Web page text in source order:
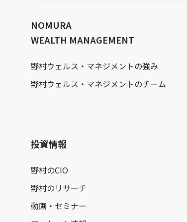
NOMURA
WEALTH MANAGEMENT
野村ウェルス・マネジメントの強み
野村ウェルス・マネジメントのチーム
投資情報
野村のCIO
野村のリサーチ
動画・セミナー